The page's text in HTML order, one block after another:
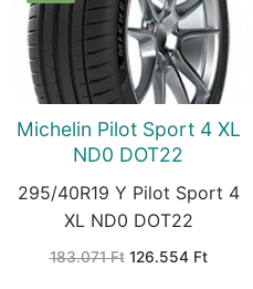
Michelin Pilot Sport 4 XL
ND0 DOT22
295/40R19 Y Pilot Sport 4
XL ND0 DOT22
183.071Ft Original
126.554 FtCurrent